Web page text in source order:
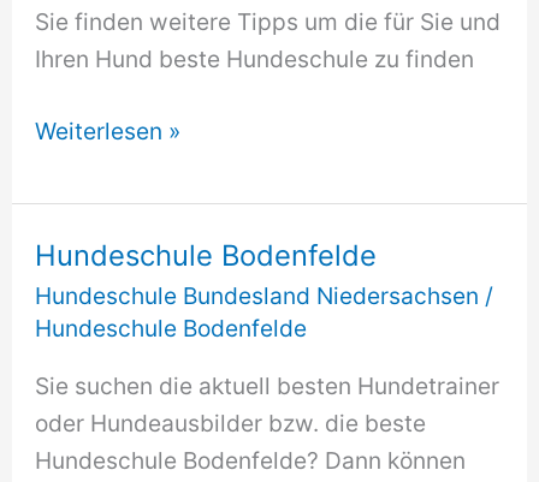
Sie finden weitere Tipps um die für Sie und
Ihren Hund beste Hundeschule zu finden
Hundeschule
Weiterlesen »
Hundeschule Bodenfelde
Hundeschule Bundesland Niedersachsen /
Hundeschule Bodenfelde
Sie suchen die aktuell besten Hundetrainer
oder Hundeausbilder bzw. die beste
Hundeschule Bodenfelde? Dann können